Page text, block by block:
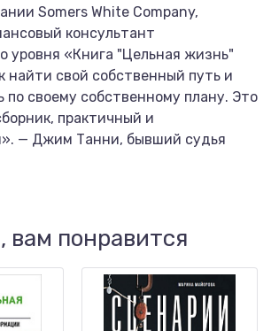
Somers White Company,
консультант
уровня «Книга "Цельная жизнь"
найти свой собственный путь и
по своему собственному плану. Это
практичный и
— Джим Танни, бывший судья
вам понравится